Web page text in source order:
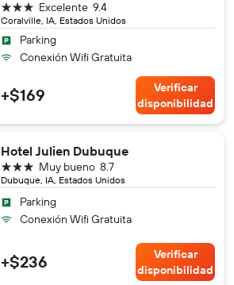
Coralville, IA, Estados Unidos
9.4
Excelente
3 estrellas
Parking
Conexión Wifi Gratuita
+$169
Verificar
disponibilidad
Hotel Julien Dubuque
Dubuque, IA, Estados Unidos
8.7
Muy bueno
3 estrellas
Parking
Conexión Wifi Gratuita
+$236
Verificar
disponibilidad